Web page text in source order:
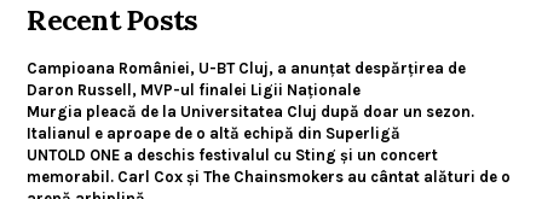
Recent Posts
Campioana României, U-BT Cluj, a anunțat despărțirea de
Daron Russell, MVP-ul finalei Ligii Naționale
Murgia pleacă de la Universitatea Cluj după doar un sezon.
Italianul e aproape de o altă echipă din Superligă
UNTOLD ONE a deschis festivalul cu Sting și un concert
memorabil. Carl Cox și The Chainsmokers au cântat alături de o